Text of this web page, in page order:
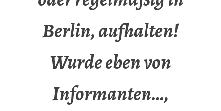
Berlin, aufhalten!
Wurde eben von
Informanten…,